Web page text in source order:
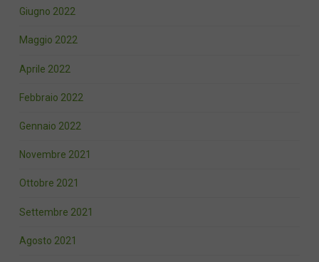
Giugno 2022
Maggio 2022
Aprile 2022
Febbraio 2022
Gennaio 2022
Novembre 2021
Ottobre 2021
Settembre 2021
Agosto 2021